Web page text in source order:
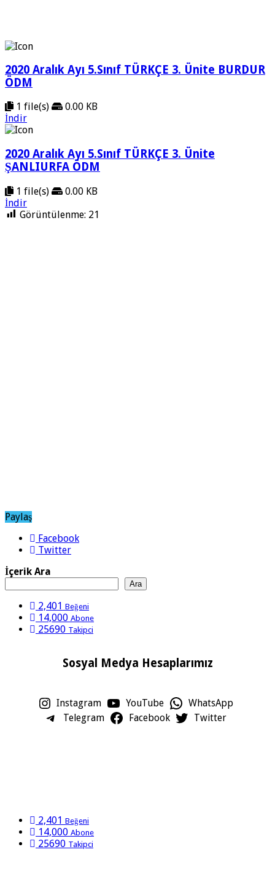
2020 Aralık Ayı 5.Sınıf TÜRKÇE 3. Ünite BURDUR
ÖDM
1 file(s)
0.00 KB
İndir
2020 Aralık Ayı 5.Sınıf TÜRKÇE 3. Ünite
ŞANLIURFA ÖDM
1 file(s)
0.00 KB
İndir
Görüntülenme: 21
Paylaş
Facebook
Twitter
İçerik Ara
Ara
2,401 Beğeni
14,000 Abone
25690 Takipci
Sosyal Medya Hesaplarımız
Instagram YouTube
WhatsApp
Telegram
Facebook Twitter
2,401 Beğeni
14,000 Abone
25690 Takipci